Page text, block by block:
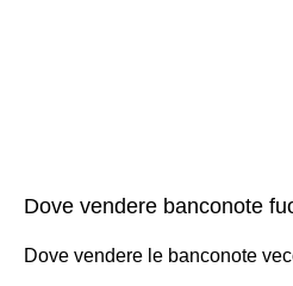
Dove vendere banconote
Dove vendere le banconote